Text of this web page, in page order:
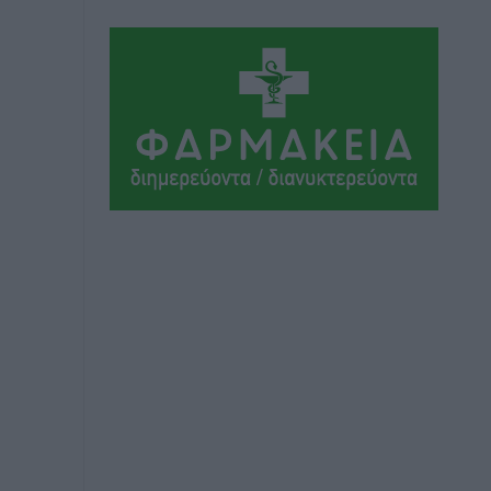
δύο νέα σχολεία της Ρόδου
πριν 4 ώρες
Μιχάλης Χουρδάκης: «Η χώρα
χρειάζεται μια αξιόπιστη εναλλακτική